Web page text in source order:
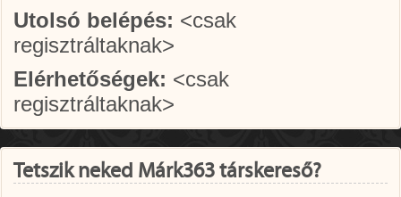
Utolsó belépés: <csak
regisztráltaknak>
Elérhetőségek: <csak
regisztráltaknak>
Tetszik neked Márk363 társkereső?